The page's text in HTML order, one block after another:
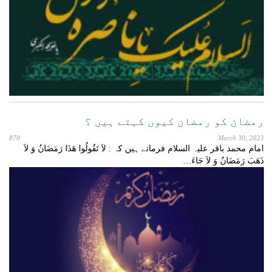
رمضان کو رمضان کیوں کہتے ہیں ؟
March 30, 2023
870
امام محمد باقر علیہ السلام فرماتے ہیں کہ : لاَ تَقُولُوا هَذَا رَمَضَانُ وَ لاَ
ذَهَبَ رَمَضَانُ وَ لاَ جَاءَ…